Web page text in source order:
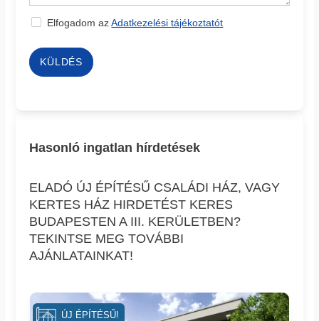
Elfogadom azAdatkezelési tájékoztatót
KÜLDÉS
Hasonló ingatlan hírdetések
ELADÓ ÚJ ÉPÍTÉSŰ CSALÁDI HÁZ, VAGY
KERTES HÁZ HIRDETÉST KERES
BUDAPESTEN A III. KERÜLETBEN?
TEKINTSE MEG TOVÁBBI
AJÁNLATAINKAT!
ÚJ ÉPÍTÉSŰ!